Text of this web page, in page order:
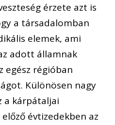
érzete azt is
a társadalomban
elemek, ami
adott államnak
egész régióban
Különösen nagy
a kárpátaljai
évtizedekben az